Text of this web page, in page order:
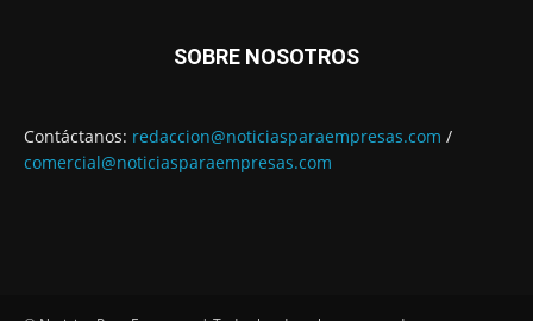
SOBRE NOSOTROS
Contáctanos: redaccion@noticiasparaempresas.com /
comercial@noticiasparaempresas.com